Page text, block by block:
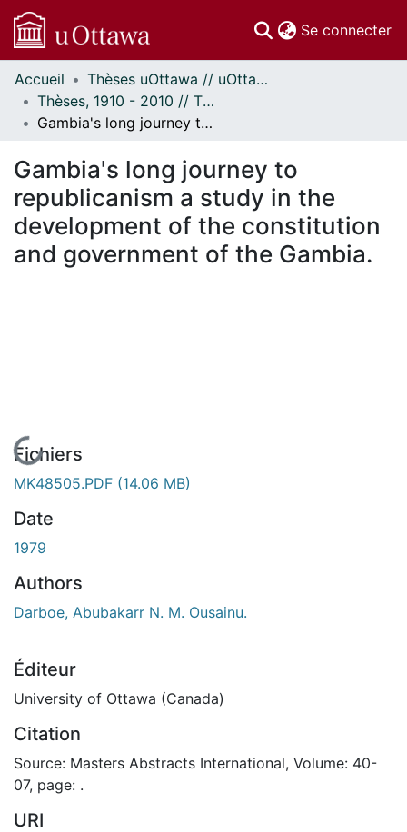
Se connecter
Communautés
et collections
Parcourir
À propos
Accueil
Thèses uOttawa // uOttawa Theses
Thèses, 1910 - 2010 // Theses, 1910 - 2010
Gambia's long journey to republicanism a study in the development of the constitution and government of the Gambia.
Gambia's long journey to
republicanism a study in the
development of the constitution
and government of the Gambia.
En cours de chargement...
Fichiers
MK48505.PDF (14.06 MB)
Date
1979
Authors
Darboe, Abubakarr N. M. Ousainu.
Éditeur
University of Ottawa (Canada)
Citation
Source: Masters Abstracts International, Volume: 40-
07, page: .
URI